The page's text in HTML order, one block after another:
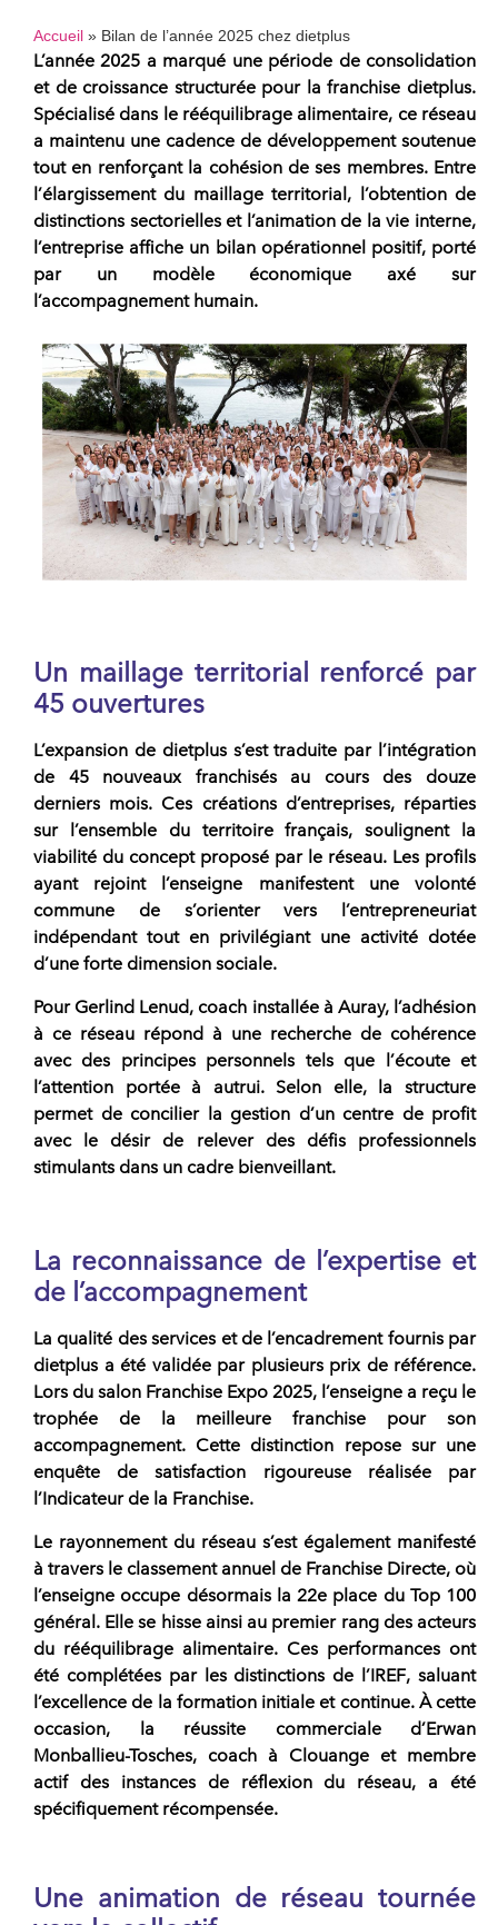
Accueil » Bilan de l’année 2025 chez dietplus
L’année 2025 a marqué une période de consolidation
et de croissance structurée pour lafranchise dietplus.
Spécialisé dans le rééquilibrage alimentaire, ce réseau
a maintenu une cadence de développement soutenue
tout en renforçant la cohésion de ses membres. Entre
l’élargissement du maillage territorial, l’obtention de
distinctions sectorielles et l’animation de la vie interne,
l’entreprise affiche un bilan opérationnel positif, porté
par un modèle économique axé sur
l’accompagnement humain.
Un maillage territorial renforcé par
45 ouvertures
L’expansion de dietpluss’est traduite par l’intégration
de 45 nouveaux franchisésau cours des douze
derniers mois. Ces créations d’entreprises, réparties
sur l’ensemble du territoire français, soulignent la
viabilité du concept proposé par le réseau. Les profils
ayant rejoint l’enseigne manifestent une volonté
commune de s’orienter vers l’entrepreneuriat
indépendant tout en privilégiant une activité dotée
d’une forte dimension sociale.
Pour Gerlind Lenud, coach installée à Auray, l’adhésion
à ce réseau répond à une recherche de cohérence
avec des principes personnels tels que l’écoute et
l’attention portée à autrui. Selon elle, la structure
permet de concilier la gestion d’un centre de profit
avec le désir de relever des défis professionnels
stimulants dans un cadre bienveillant.
La reconnaissance de l’expertise et
de l’accompagnement
La qualité des services et de l’encadrement fournis par
dietplus a été validée par plusieurs prix de référence.
Lors du salon Franchise Expo 2025, l’enseigne a reçu le
trophée de la meilleure franchise pour son
accompagnement. Cette distinction repose sur une
enquête de satisfaction rigoureuse réalisée par
l’Indicateur de la Franchise.
Le rayonnement du réseau s’est également manifesté
à travers le classement annuel de Franchise Directe, où
l’enseigne occupe désormais la 22e place du Top 100
général. Elle se hisse ainsi au premier rang des acteurs
du rééquilibrage alimentaire. Ces performances ont
été complétées par les distinctions de l’IREF, saluant
l’excellence de la formationinitiale et continue. À cette
occasion, la réussite commerciale d’Erwan
Monballieu-Tosches, coach à Clouange et membre
actif des instances de réflexion du réseau, a été
spécifiquement récompensée.
Une animation de réseau tournée